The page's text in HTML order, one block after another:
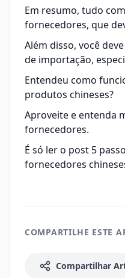
Em resumo, tudo
fornecedores, que
Além disso, você
de importação,
Entendeu como
produtos chineses?
Aproveite e entenda
fornecedores.
É só ler o post 5
fornecedores
COMPARTILHE ESTE
Compartilhar